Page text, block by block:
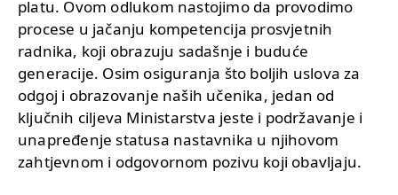
platu. Ovom odlukom nastojimo da provodimo
procese u jačanju kompetencija prosvjetnih
radnika, koji obrazuju sadašnje i buduće
generacije. Osim osiguranja što boljih uslova za
odgoj i obrazovanje naših učenika, jedan od
ključnih ciljeva Ministarstva jeste i podržavanje i
unapređenje statusa nastavnika u njihovom
zahtjevnom i odgovornom pozivu koji obavljaju.